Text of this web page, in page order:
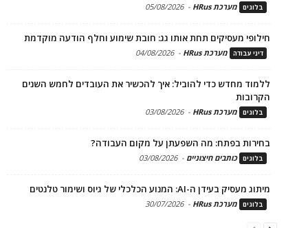
בלוגים מערכת HRus -
05/08/2026
חילופי מעסיקים תחת אותו גג: חובת שימוע וחלף הודעה מוקדמת
דיני עבודה מערכת HRus -
04/08/2026
ללמוד מחדש כדי להוביל: איך להכשיר את העובדים לחמש השנים
הקרובות
בלוגים מערכת HRus -
03/08/2026
בחירות בפתח: מה השפעתן על מקום העבודה?
בלוגים כותבים חיצוניים -
03/08/2026
מיתוג מעסיק בעידן ה-AI: המנוע הכלכלי של גיוס ושימור טלנטים
בלוגים מערכת HRus -
30/07/2026